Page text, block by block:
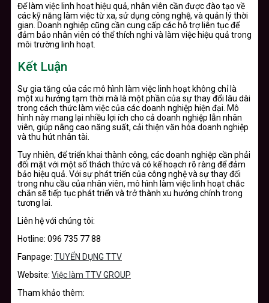
Để làm việc linh hoạt hiệu quả, nhân viên cần được đào tạo về
các kỹ năng làm việc từ xa, sử dụng công nghệ, và quản lý thời
gian. Doanh nghiệp cũng cần cung cấp các hỗ trợ liên tục để
đảm bảo nhân viên có thể thích nghi và làm việc hiệu quả trong
môi trường linh hoạt.
Kết Luận
Sự gia tăng của các mô hình làm việc linh hoạt không chỉ là
một xu hướng tạm thời mà là một phần của sự thay đổi lâu dài
trong cách thức làm việc của các doanh nghiệp hiện đại. Mô
hình này mang lại nhiều lợi ích cho cả doanh nghiệp lẫn nhân
viên, giúp nâng cao năng suất, cải thiện văn hóa doanh nghiệp
và thu hút nhân tài.
Tuy nhiên, để triển khai thành công, các doanh nghiệp cần phải
đối mặt với một số thách thức và có kế hoạch rõ ràng để đảm
bảo hiệu quả. Với sự phát triển của công nghệ và sự thay đổi
trong nhu cầu của nhân viên, mô hình làm việc linh hoạt chắc
chắn sẽ tiếp tục phát triển và trở thành xu hướng chính trong
tương lai.
Liên hệ với chúng tôi:
Hotline: 096 735 77 88
Fanpage: TUYỂN DỤNG TTV
Website: Việc làm TTV GROUP
Tham khảo thêm: